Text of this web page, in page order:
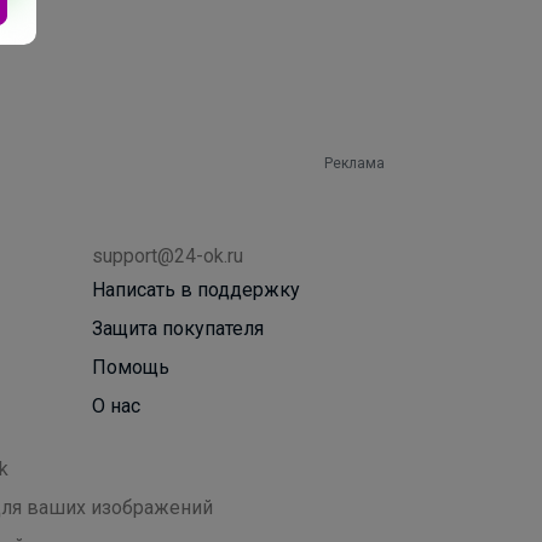
Реклама
support@24-ok.ru
Написать в поддержку
Защита покупателя
Помощь
О нас
ваших изображений